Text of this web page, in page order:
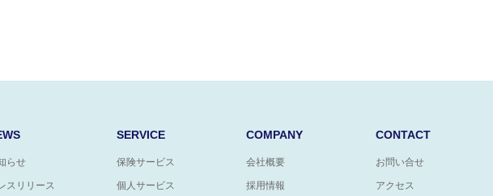
らせ
スリリース
SERVICE
保険サービス
個人サービス
COMPANY
会社概要
採用情報
CONTACT
お問い合せ
アクセス